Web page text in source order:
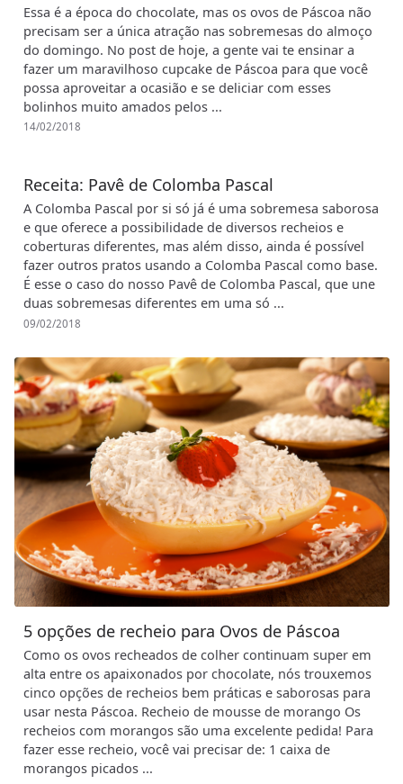
Essa é a época do chocolate, mas os ovos de Páscoa não
precisam ser a única atração nas sobremesas do almoço
do domingo. No post de hoje, a gente vai te ensinar a
fazer um maravilhoso cupcake de Páscoa para que você
possa aproveitar a ocasião e se deliciar com esses
bolinhos muito amados pelos ...
14/02/2018
Receita: Pavê de Colomba Pascal
A Colomba Pascal por si só já é uma sobremesa saborosa
e que oferece a possibilidade de diversos recheios e
coberturas diferentes, mas além disso, ainda é possível
fazer outros pratos usando a Colomba Pascal como base.
É esse o caso do nosso Pavê de Colomba Pascal, que une
duas sobremesas diferentes em uma só ...
09/02/2018
5 opções de recheio para Ovos de Páscoa
Como os ovos recheados de colher continuam super em
alta entre os apaixonados por chocolate, nós trouxemos
cinco opções de recheios bem práticas e saborosas para
usar nesta Páscoa. Recheio de mousse de morango Os
recheios com morangos são uma excelente pedida! Para
fazer esse recheio, você vai precisar de: 1 caixa de
morangos picados ...